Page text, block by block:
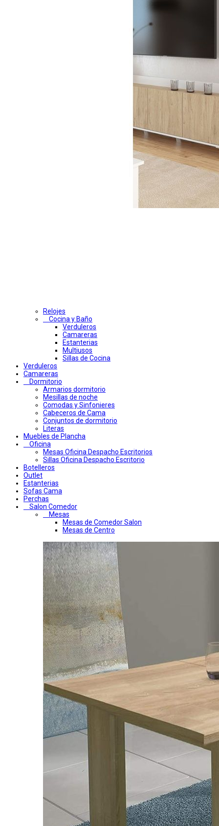
Relojes
Cocina y Baño
Verduleros
Camareras
Estanterias
Multiusos
Sillas de Cocina
Verduleros
Camareras
Dormitorio
Armarios dormitorio
Mesillas de noche
Comodas y Sinfonieres
Cabeceros de Cama
Conjuntos de dormitorio
Literas
Muebles de Plancha
Oficina
Mesas Oficina Despacho Escritorios
Sillas Oficina Despacho Escritorio
Botelleros
Outlet
Estanterias
Sofas Cama
Perchas
Salon Comedor
Mesas
Mesas de Comedor Salon
Mesas de Centro